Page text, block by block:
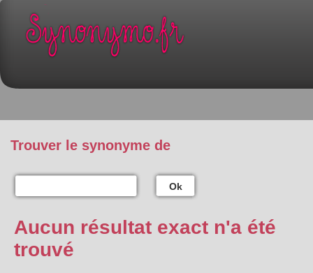
Trouver le synonyme de
Ok
Aucun résultat exact n'a été
trouvé